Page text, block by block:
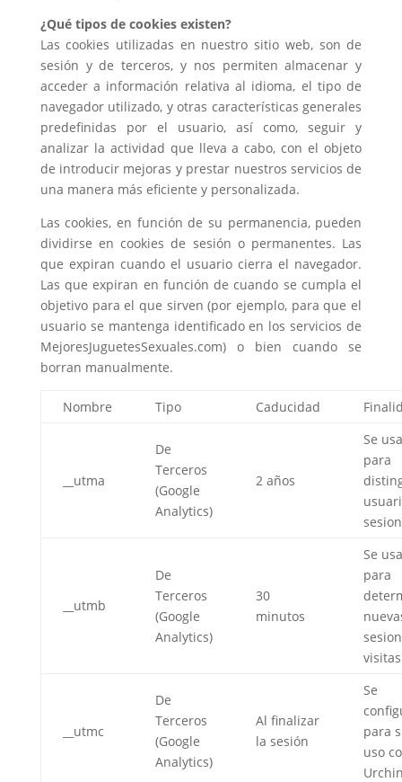
¿Qué tipos de cookies existen?
Las cookies utilizadas en nuestro sitio web, son de
sesión y de terceros, y nos permiten almacenar y
acceder a información relativa al idioma, el tipo de
navegador utilizado, y otras características generales
predefinidas por el usuario, así como, seguir y
analizar la actividad que lleva a cabo, con el objeto
de introducir mejoras y prestar nuestros servicios de
una manera más eficiente y personalizada.
Las cookies, en función de su permanencia, pueden
dividirse en cookies de sesión o permanentes. Las
que expiran cuando el usuario cierra el navegador.
Las que expiran en función de cuando se cumpla el
objetivo para el que sirven (por ejemplo, para que el
usuario se mantenga identificado en los servicios de
MejoresJuguetesSexuales.com) o bien cuando se
borran manualmente.
Nombre Tipo Caducidad
__utma
De
Terceros
(Google
Analytics)
2 años
Se usa
para
__utmb
De
Terceros
(Google
Analytics)
30
minutos
Se usa
para
visitas
__utmc
De
Terceros
(Google
Analytics)
Al finalizar
la sesión
Se
para
uso